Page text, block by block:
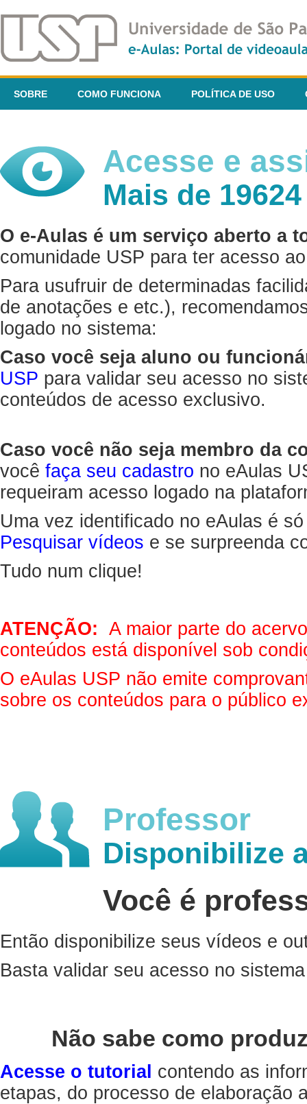
SOBRE COMO FUNCIONA POLÍTICA DE USO
Acesse e
Mais de
O e-Aulas é um serviço aberto a
comunidade USP para ter acesso
Para usufruir de determinadas
de anotações e etc.),
logado no sistema:
Caso você seja aluno ou
USP para validar seu acesso no
conteúdos de acesso exclusivo.
Caso você não seja membro da
você faça seu cadastro no eAulas
requeiram acesso logado na
Uma vez identificado no eAulas é
Pesquisar vídeos e se surpreenda
Tudo num clique!
ATENÇÃO: A maior parte do
conteúdos está disponível sob
O eAulas USP não emite
sobre os conteúdos para o público
Professor
Disponibilize
Você é
Então disponibilize seus vídeos e
Basta validar seu acesso no
Não sabe como
Acesse o tutorial contendo as
etapas, do processo de elaboração